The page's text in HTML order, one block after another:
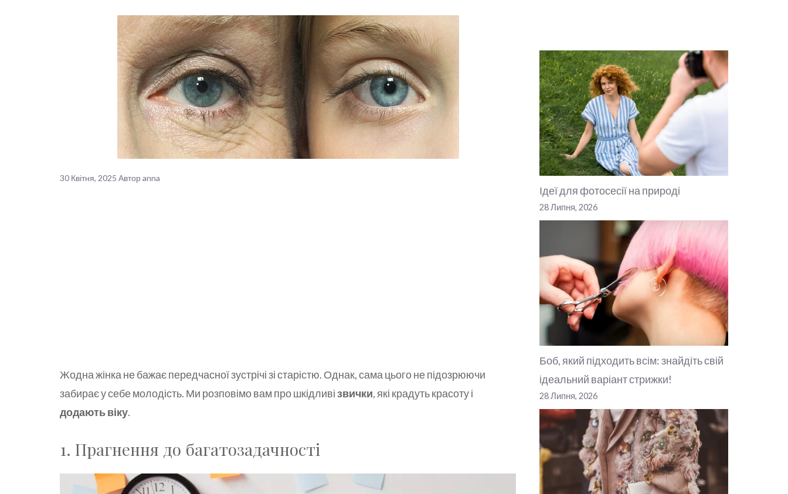
30 Квітня, 2025 Авторanna
Жодна жінка не бажає передчасної зустрічі зі старістю. Однак, сама цього не підозрюючи
забирає у себе молодість. Ми розповімо вам про шкідливізвички, які крадуть красоту і
додають віку.
1. Прагнення до багатозадачності
Ідеї для фотосесії на природі
28 Липня, 2026
Боб, який підходить всім: знайдіть свій
ідеальний варіант стрижки!
28 Липня, 2026